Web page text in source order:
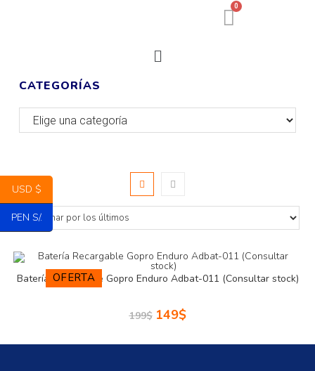
0
CATEGORÍAS
OFERTA
Batería Recargable Gopro Enduro Adbat-011 (Consultar stock)
199$ 149$
USD $
PEN S/.